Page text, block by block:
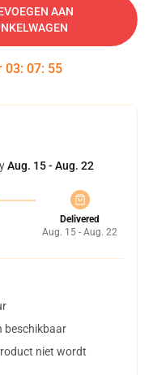
AAN
03: 07: 54
Aug. 15 - Aug. 22
Delivered
Aug. 15 - Aug. 22
beschikbaar
niet wordt